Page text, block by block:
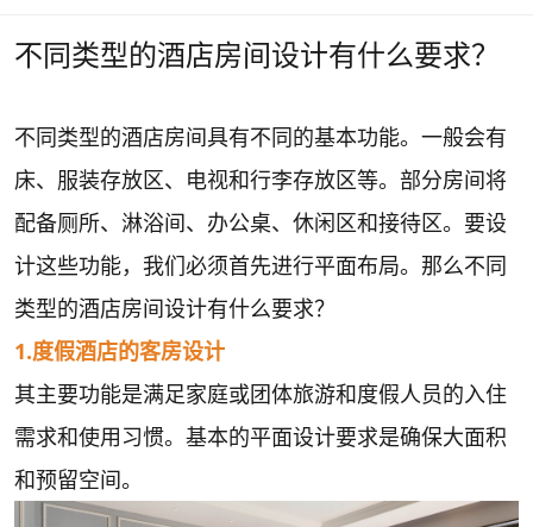
不同类型的酒店房间设计有什么要求？
不同类型的酒店房间具有不同的基本功能。一般会有
床、服装存放区、电视和行李存放区等。部分房间将
配备厕所、淋浴间、办公桌、休闲区和接待区。要设
计这些功能，我们必须首先进行平面布局。那么不同
类型的酒店房间设计有什么要求？
1.度假酒店的客房设计
其主要功能是满足家庭或团体旅游和度假人员的入住
需求和使用习惯。基本的平面设计要求是确保大面积
和预留空间。